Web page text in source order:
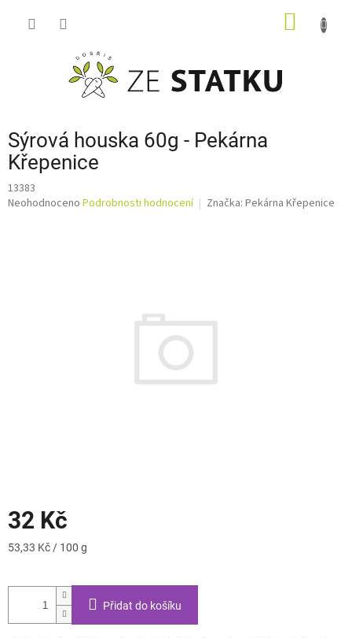
Sýrová houska 60g - Pekárna
Křepenice
13383
Průměrné
Neohodnoceno Podrobnosti hodnocení Značka: Pekárna Křepenice
32 Kč
Měrná
53,33 Kč / 100 g
Přidat do košíku